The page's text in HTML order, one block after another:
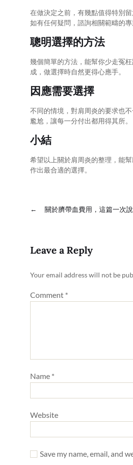
在做決定之前，有幾點值得特別
如有任何疑問，諮詢相關範疇的
聰明選擇的方法
幾個簡單的方法，能幫你少走冤
成，做選擇時自然更得心應手。
因應需要選擇
不同的情境，對肩周炎的要求也
尷尬，讓每一分付出都用得其所。
小結
希望以上關於肩周炎的整理，能
作出最合適的選擇。
← 關於臍帶血費用，這篇一次
Leave a Reply
Your email address will not be
Comment *
Name *
Website
Save my name, email, and